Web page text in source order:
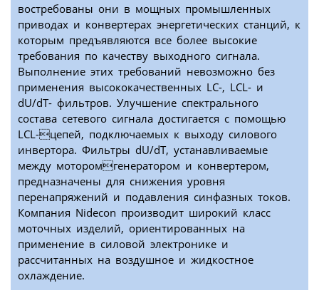
востребованы они в мощных промышленных
приводах и конвертерах энергетических станций, к
которым предъявляются все более высокие
требования по качеству выходного сигнала.
Выполнение этих требований невозможно без
применения высококачественных LC-, LCL- и
dU/dT- фильтров. Улучшение спектрального
состава сетевого сигнала достигается с помощью
LCL-цепей, подключаемых к выходу силового
инвертора. Фильтры dU/dT, устанавливаемые
между моторомгенератором и конвертером,
предназначены для снижения уровня
перенапряжений и подавления синфазных токов.
Компания Nidecon производит широкий класс
моточных изделий, ориентированных на
применение в силовой электронике и
рассчитанных на воздушное и жидкостное
охлаждение.